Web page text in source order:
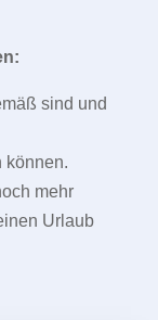
sind und
können.
mehr
Urlaub